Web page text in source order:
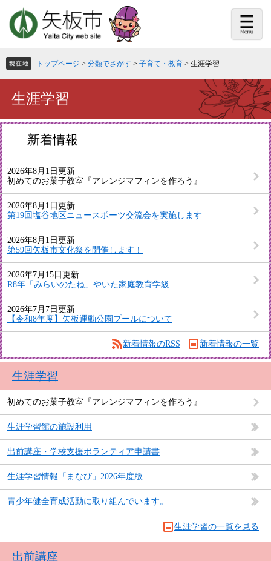
頭
で
す。
飛
ば
し
へ
トップページ > 分類でさがす > 子育て・教育 > 生涯学習
生涯学習
新着情報
2026年8月1日更新
初めてのお菓子教室『アレンジマフィンを作ろう』
2026年8月1日更新
第19回塩谷地区ニュースポーツ交流会を実施します
2026年8月1日更新
第59回矢板市文化祭を開催します！
2026年7月15日更新
R8年「みらいのたね」やいた家庭教育学級
2026年7月7日更新
【令和8年度】矢板運動公園プールについて
新着情報のRSS 新着情報の一覧
生涯学習
初めてのお菓子教室『アレンジマフィンを作ろう』
生涯学習館の施設利用
出前講座・学校支援ボランティア申請書
生涯学習情報「まなび」2026年度版
青少年健全育成活動に取り組んでいます。
生涯学習の一覧を見る
出前講座